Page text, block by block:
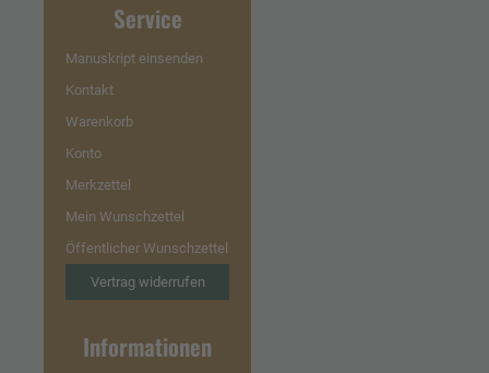
Service
Manuskript einsenden
Kontakt
Warenkorb
Konto
Merkzettel
Mein Wunschzettel
Öffentlicher Wunschzettel
Vertrag widerrufen
Informationen